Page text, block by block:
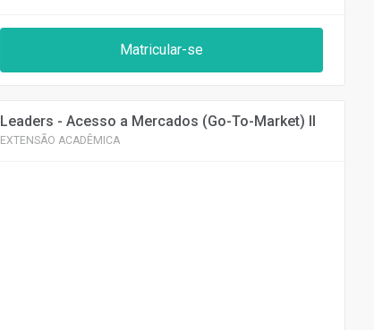
Matricular-se
Leaders - Acesso a Mercados (Go-To-Market) II
EXTENSÃO ACADÊMICA